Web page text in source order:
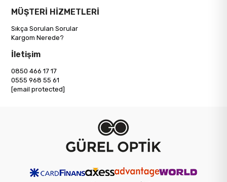
MÜŞTERİ HİZMETLERİ
Sıkça Sorulan Sorular
Kargom Nerede?
İletişim
0850 466 17 17
0555 968 55 61
[email protected]